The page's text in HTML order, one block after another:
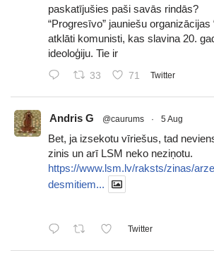
paskatījušies paši savās rindās?
“Progresīvo” jauniešu organizācijas
atklāti komunisti, kas slavina 20.
ideoloģiju. Tie ir
33 71 Twitter
Andris G @caurums · 5 Aug
Bet, ja izsekotu vīriešus, tad
zinis un arī LSM neko neziņotu.
https://www.lsm.lv/raksts/zinas/
desmitiem...
Twitter